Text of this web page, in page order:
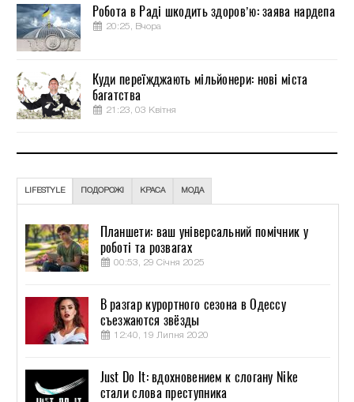
Робота в Раді шкодить здоров’ю: заява нардепа
20:25, Вчора
Куди переїжджають мільйонери: нові міста
багатства
21:23, 03 Квітня
LIFESTYLE ПОДОРОЖІ КРАСА МОДА
Планшети: ваш універсальний помічник у
роботі та розвагах
00:53, 29 Січня 2025
В разгар курортного сезона в Одессу
съезжаются звёзды
12:40, 19 Липня 2020
Just Do It: вдохновением к слогану Nike
стали слова преступника